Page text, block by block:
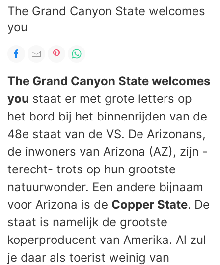
The Grand Canyon State welcomes
you
The Grand Canyon State welcomes
you staat er met grote letters op
het bord bij het binnenrijden van de
48e staat van de VS. De Arizonans,
de inwoners van Arizona (AZ), zijn -
terecht- trots op hun grootste
natuurwonder. Een andere bijnaam
voor Arizona is de Copper State. De
staat is namelijk de grootste
koperproducent van Amerika. Al zul
je daar als toerist weinig van